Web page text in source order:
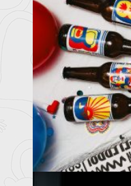
Matriarca
com
O restaurante
de verão 2
Ler mais+